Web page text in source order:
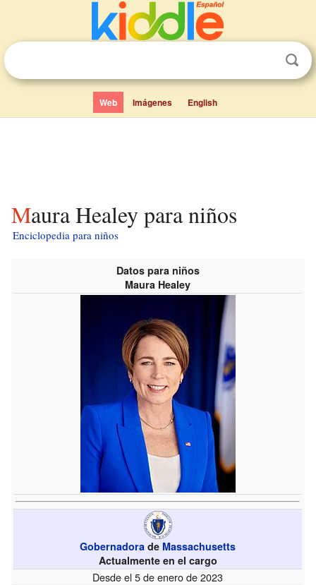
Web Imágenes English
Maura Healey para niños
Enciclopedia para niños
Datos para niños
Maura Healey
Gobernadora de Massachusetts
Actualmente en el cargo
Desde el 5 de enero de 2023